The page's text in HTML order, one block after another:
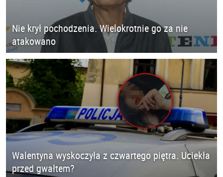
Nie krył pochodzenia. Wielokrotnie go za nie
atakowano
Walentyna wyskoczyła z czwartego piętra. Uciekła
przed gwałtem?